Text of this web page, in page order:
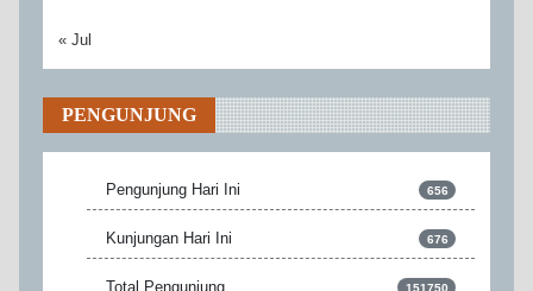
« Jul
PENGUNJUNG
Pengunjung Hari Ini 656
Kunjungan Hari Ini 676
Total Pengunjung 151750